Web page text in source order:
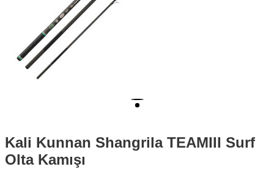
Kali Kunnan Shangrila TEAMIII Surf
Olta Kamışı